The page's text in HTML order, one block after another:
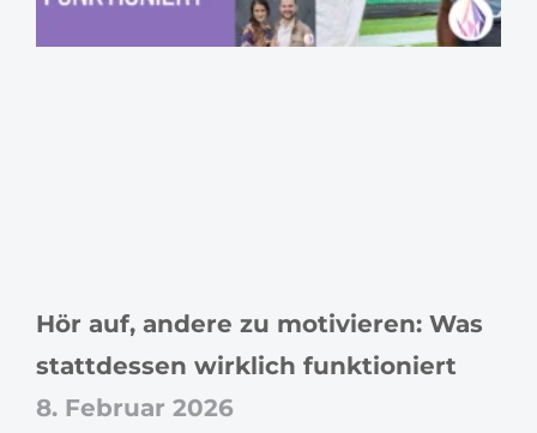
Hör auf, andere zu motivieren: Was
stattdessen wirklich funktioniert
8. Februar 2026